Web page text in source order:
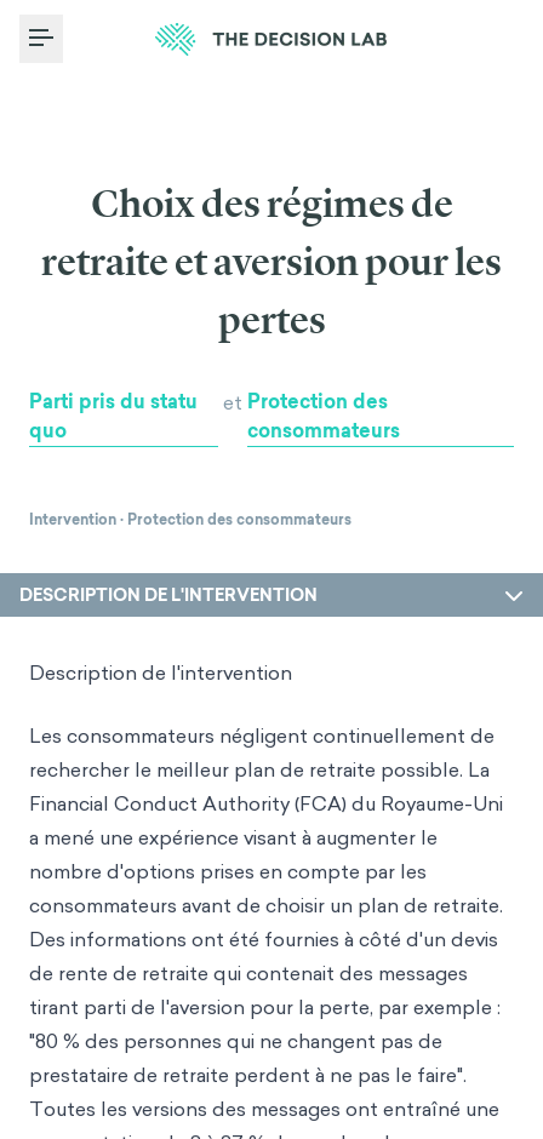
Toggle Menu
Choix des régimes de
retraite et aversion pour les
pertes
Parti pris du statu
quo
et Protection des
consommateurs
Intervention· Protection des consommateurs
DESCRIPTION DE L'INTERVENTION
Description de l'intervention
Les consommateurs négligent continuellement de
rechercher le meilleur plan de retraite possible. La
Financial Conduct Authority (FCA) du Royaume-Uni
a mené une expérience visant à augmenter le
nombre d'options prises en compte par les
consommateurs avant de choisir un plan de retraite.
Des informations ont été fournies à côté d'un devis
de rente de retraite qui contenait des messages
tirant parti de l'aversion pour la perte, par exemple :
"80 % des personnes qui ne changent pas de
prestataire de retraite perdent à ne pas le faire".
Toutes les versions des messages ont entraîné une